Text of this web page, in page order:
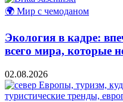
🌍 Мир с чемоданом
Экология в кадре:
всего мира, которые
02.08.2026